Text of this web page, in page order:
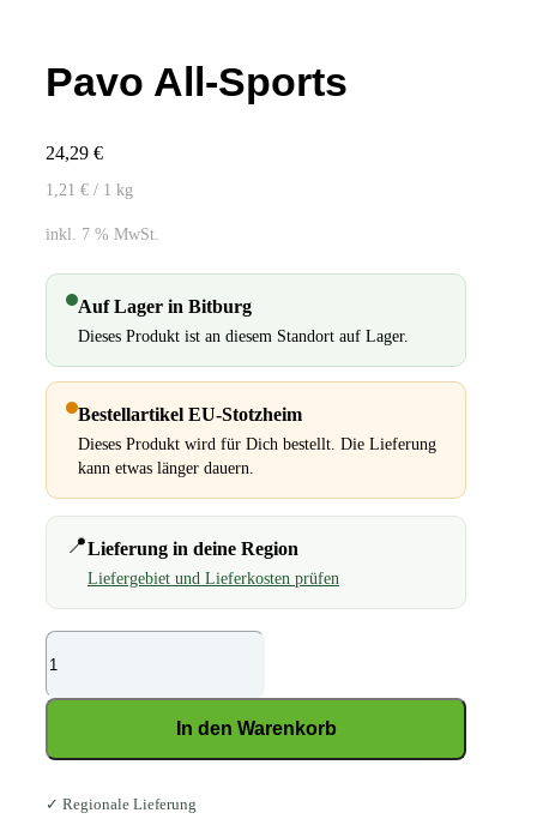
Pavo All-Sports
24,29 €
1,21 € / 1 kg
inkl. 7 % MwSt.
Auf Lager in Bitburg
Dieses Produkt ist an diesem Standort auf Lager.
Bestellartikel EU-Stotzheim
Dieses Produkt wird für Dich bestellt. Die Lieferung
kann etwas länger dauern.
📍Lieferung in deine Region
Liefergebiet und Lieferkosten prüfen
Pavo
All-
Sports
In den Warenkorb
✓ Regionale Lieferung